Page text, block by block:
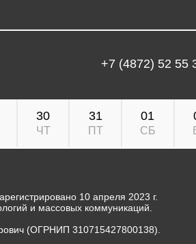
+7 (4872) 52 55
30
ЧТ
31
ПТ
01
СБ
10 апреля 2023 г.
и массовых коммуникаций.
(ОГРНИП 310715427800138).